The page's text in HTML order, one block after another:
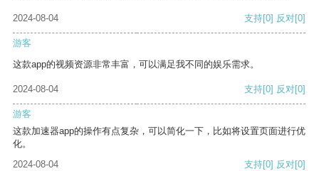
2024-08-04 支持[0] 反对[0]
游客
这款app的视频资源非常丰富，可以满足我不同的娱乐需求。
2024-08-04 支持[0] 反对[0]
游客
这款加速器app的操作有点复杂，可以简化一下，比如将设置页面进行优
化。
2024-08-04
支持[0] 反对[0]